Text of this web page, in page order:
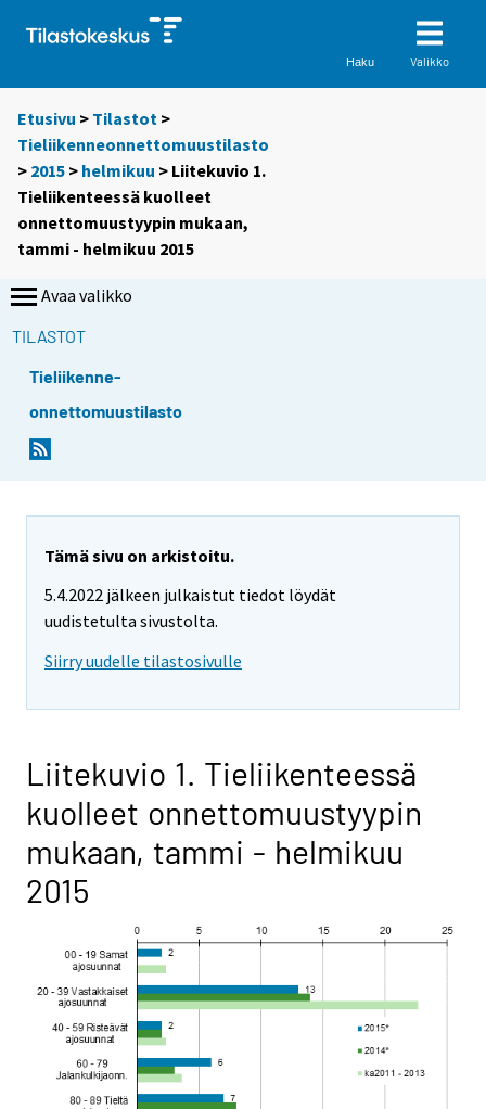
Haku Valikko
Etusivu > Tilastot >
Tieliikenneonnettomuustilasto
> 2015 > helmikuu > Liitekuvio 1.
Tieliikenteessä kuolleet
onnettomuustyypin mukaan,
tammi - helmikuu 2015
Avaa valikko
TILASTOT
Tieliikenne-
onnettomuustilasto
Tämä sivu on arkistoitu.
5.4.2022 jälkeen julkaistut tiedot löydät
uudistetulta sivustolta.
Siirry uudelle tilastosivulle
Liitekuvio 1. Tieliikenteessä
kuolleet onnettomuustyypin
mukaan, tammi - helmikuu
2015